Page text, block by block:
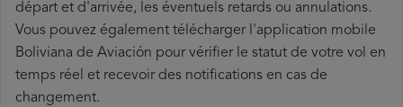
départ et d'arrivée, les éventuels retards ou annulations.
Vous pouvez également télécharger l'application mobile
Boliviana de Aviación pour vérifier le statut de votre vol en
temps réel et recevoir des notifications en cas de
changement.